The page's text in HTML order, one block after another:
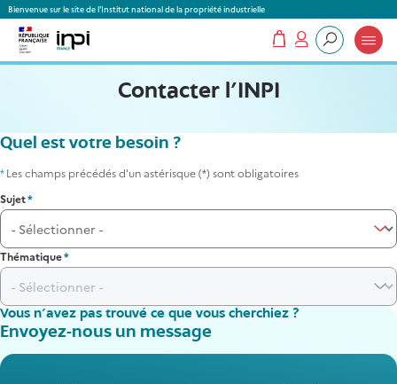
Bienvenue sur le site de l'Institut national de la propriété industrielle
Que recherchez-vous ?
Mon compte
Mon panier
Contacter l’INPI
Section
Besoin
Quel est votre besoin ?
*Les champs précédés d'un astérisque (*) sont obligatoires
Sujet
Thématique
Section
formulaire
Envoyez
message
Vous n'avez pas trouvé ce que vous cherchiez ?
Envoyez-nous un message
Panneau de gestion des cookies